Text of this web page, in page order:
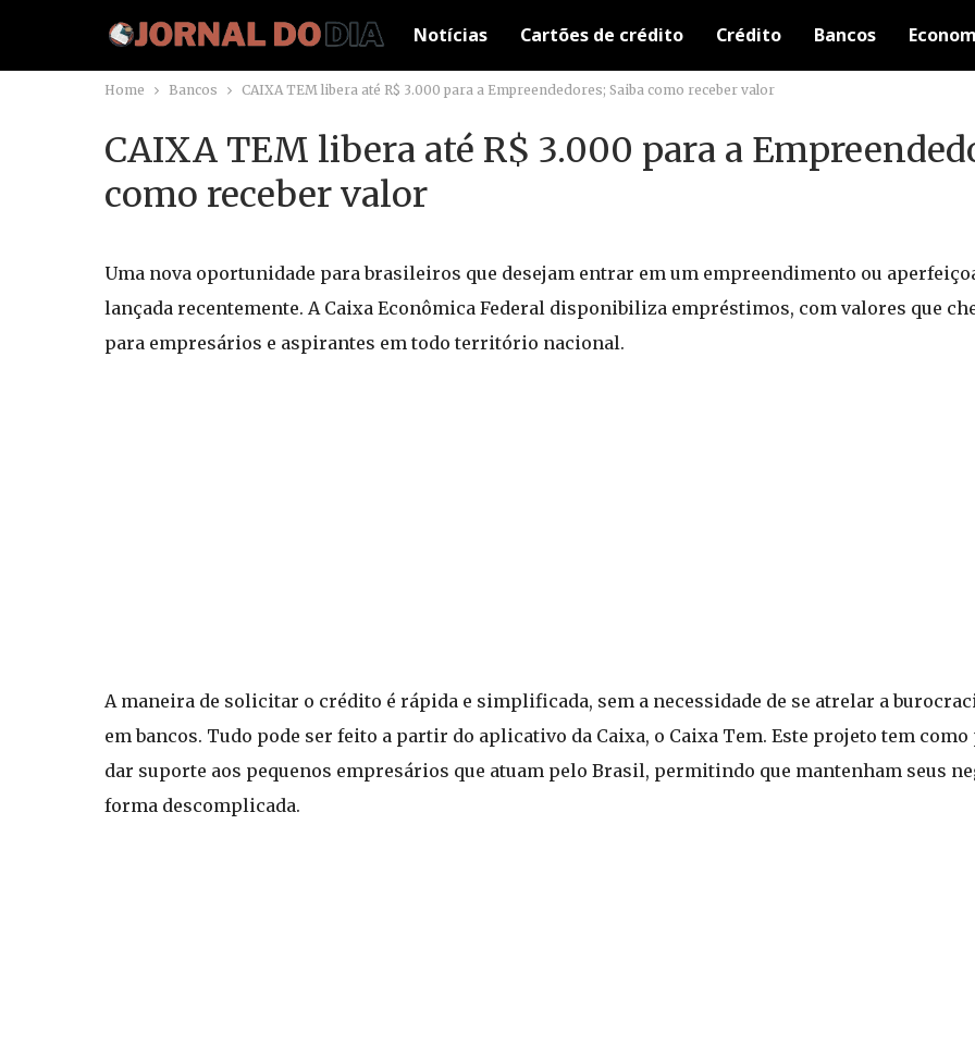
Notícias Cartões de crédito Crédito Bancos
Home Bancos CAIXA TEM libera até R$ 3.000 para a Empreendedores; Saiba como receber valor
CAIXA TEM libera até R$ 3.000 para a
como receber valor
Uma nova oportunidade para brasileiros que desejam entrar em um empreendimento ou
lançada recentemente. A Caixa Econômica Federal disponibiliza empréstimos, com valores que
para empresários e aspirantes em todo território nacional.
A maneira de solicitar o crédito é rápida e simplificada, sem a necessidade de se atrelar a
em bancos. Tudo pode ser feito a partir do aplicativo da Caixa, o Caixa Tem. Este projeto tem
dar suporte aos pequenos empresários que atuam pelo Brasil, permitindo que mantenham seus
forma descomplicada.